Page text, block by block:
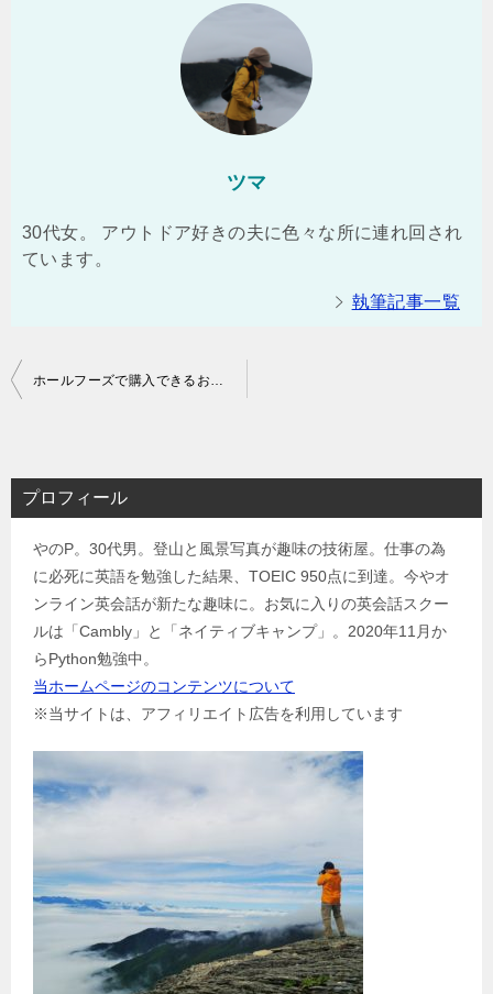
ツマ
30代女。 アウトドア好きの夫に色々な所に連れ回され
ています。
執筆記事一覧
投
ビ
ゲ
ホールフーズで購入できるおすすめの海鮮冷凍食品
プロフィール
やのP。30代男。登山と風景写真が趣味の技術屋。仕事の為
に必死に英語を勉強した結果、TOEIC 950点に到達。今やオ
ンライン英会話が新たな趣味に。お気に入りの英会話スクー
ルは「Cambly」と「ネイティブキャンプ」。2020年11月か
らPython勉強中。
当ホームページのコンテンツについて
※当サイトは、アフィリエイト広告を利用しています